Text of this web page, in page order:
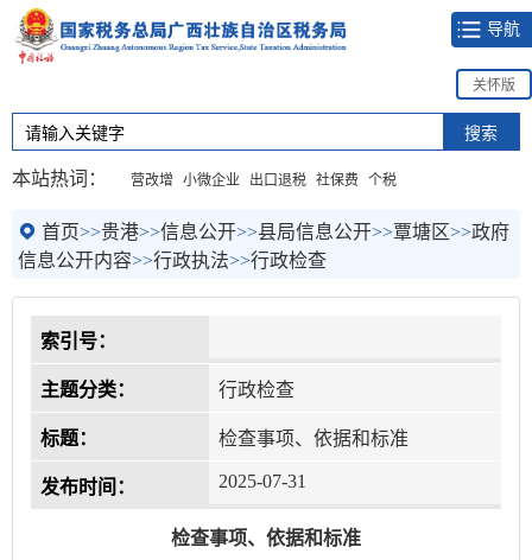
导航
关怀版
本站热词： 营改增 小微企业 出口退税 社保费 个税
首页>>贵港>>信息公开>>县局信息公开>>覃塘区>>政府
信息公开内容>>行政执法>>行政检查
索引号：
主题分类： 行政检查
标题： 检查事项、依据和标准
发布时间： 2025-07-31
检查事项、依据和标准